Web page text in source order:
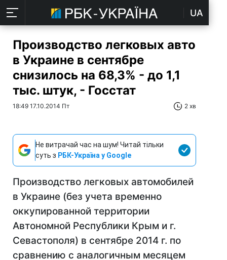
UA
Производство легковых авто
в Украине в сентябре
снизилось на 68,3% - до 1,1
тыс. штук, - Госстат
18:49 17.10.2014 Пт 2 хв
Не витрачай час на шум! Читай тільки
суть з РБК-Україна у Google
Производство легковых автомобилей
в Украине (без учета временно
оккупированной территории
Автономной Республики Крым и г.
Севастополя) в сентябре 2014 г. по
сравнению с аналогичным месяцем